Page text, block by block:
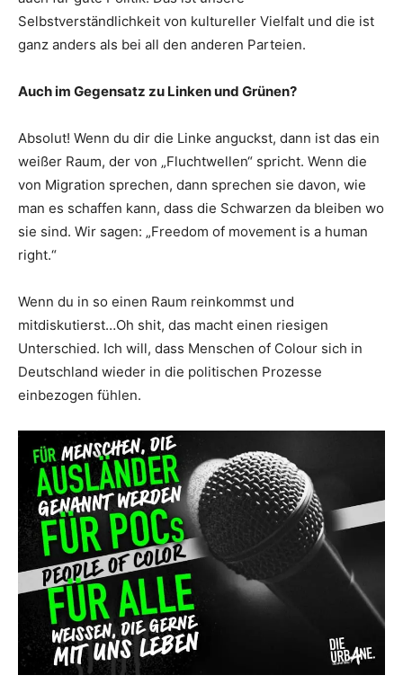
Selbstverständlichkeit von kultureller Vielfalt und die ist
ganz anders als bei all den anderen Parteien.
Auch im Gegensatz zu Linken und Grünen?
Absolut! Wenn du dir die Linke anguckst, dann ist das ein
weißer Raum, der von „Fluchtwellen“ spricht. Wenn die
von Migration sprechen, dann sprechen sie davon, wie
man es schaffen kann, dass die Schwarzen da bleiben wo
sie sind. Wir sagen: „Freedom of movement is a human
right.“
Wenn du in so einen Raum reinkommst und
mitdiskutierst…Oh shit, das macht einen riesigen
Unterschied. Ich will, dass Menschen of Colour sich in
Deutschland wieder in die politischen Prozesse
einbezogen fühlen.